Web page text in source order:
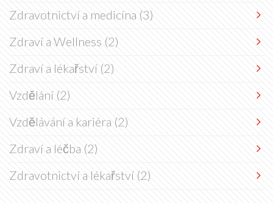
Zdravotnictví a medicína (3)
Zdraví a Wellness (2)
Zdraví a lékařství (2)
Vzdělání (2)
Vzdělávání a kariéra (2)
Zdraví a léčba (2)
Zdravotnictví a lékařství (2)